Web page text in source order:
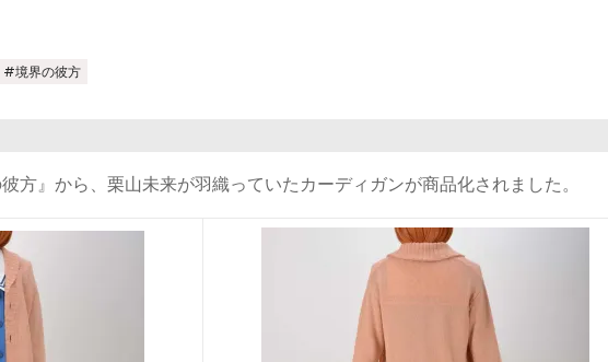
#境界の彼方
方』から、栗山未来が羽織っていたカーディガンが商品化されました。